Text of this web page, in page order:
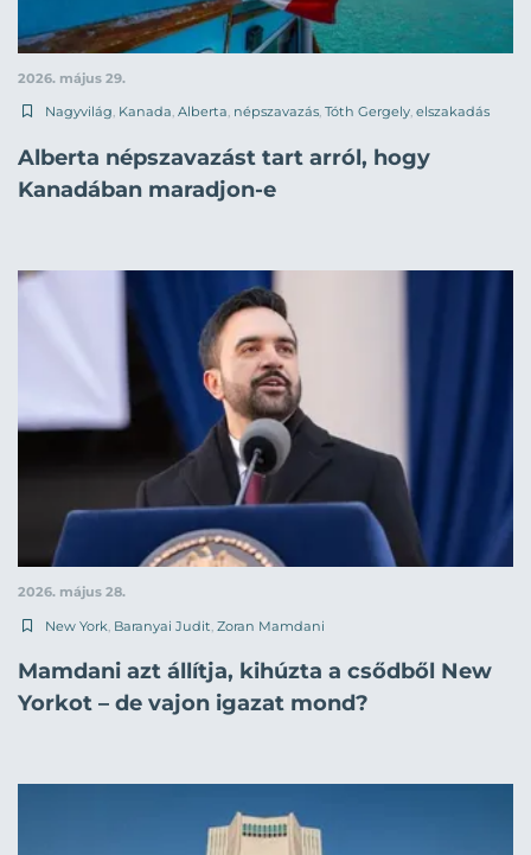
2026. május 29.
Nagyvilág, Kanada, Alberta, népszavazás, Tóth Gergely, elszakadás
Alberta népszavazást tart arról, hogy
Kanadában maradjon-e
2026. május 28.
New York Baranyai Judit Zoran Mamdani
Mamdani azt állítja, kihúzta a csődből New
Yorkot – de vajon igazat mond?